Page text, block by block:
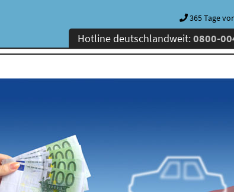
365 Tage
Hotline deutschlandweit:0800-